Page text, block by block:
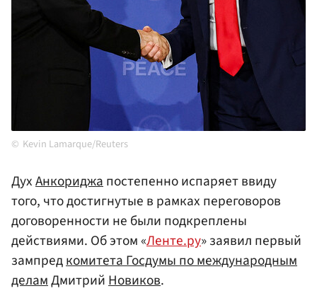
Kevin Lamarque/Reuters
ДухАнкориджапостепенно испаряет ввиду
того, что достигнутые в рамках переговоров
договоренности не были подкреплены
действиями. Об этом «Ленте.ру» заявил первый
зампредкомитета Госдумы по международным
деламДмитрийНовиков.